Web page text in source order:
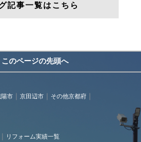
記事一覧はこちら
このページの先頭へ
市 京田辺市
その他京都府
リフォーム実績一覧